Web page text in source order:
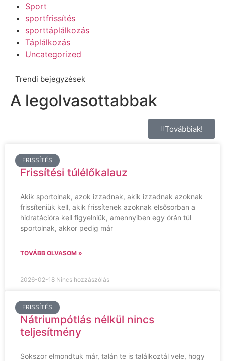
Sport
sportfrissítés
sporttáplálkozás
Táplálkozás
Uncategorized
Trendi bejegyzések
A legolvasottabbak
Továbbiak!
FRISSÍTÉS
Frissítési túlélőkalauz
Akik sportolnak, azok izzadnak, akik izzadnak azoknak
frissíteniük kell, akik frissítenek azoknak elsősorban a
hidratációra kell figyelniük, amennyiben egy órán túl
sportolnak, akkor pedig már
TOVÁBB OLVASOM »
2026-02-18 Nincs hozzászólás
FRISSÍTÉS
Nátriumpótlás nélkül nincs
teljesítmény
Sokszor elmondtuk már, talán te is találkoztál vele, hogy